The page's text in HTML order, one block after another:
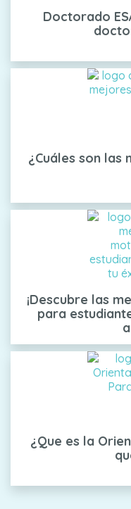
Doctorado
¿Cuáles son las
¡Descubre las
para
¿Que es la